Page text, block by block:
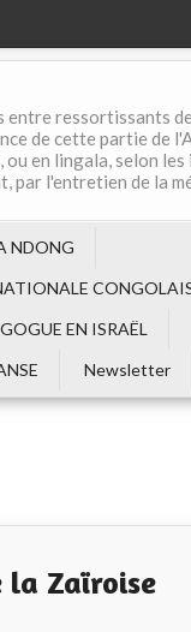
entre ressortissants
de cette partie de
en lingala, selon
par l'entretien de la
NDONG
EN ISRAËL
Newsletter
la Zaïroise